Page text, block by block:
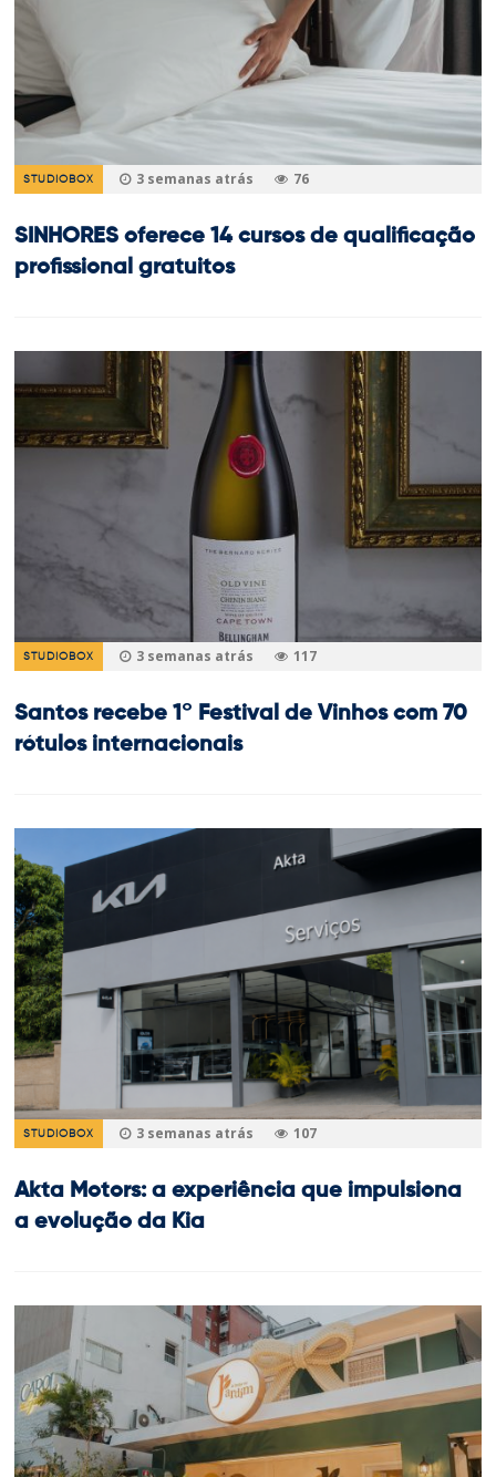
STUDIOBOX 3 semanas atrás 76
SINHORES oferece 14 cursos de qualificação
profissional gratuitos
STUDIOBOX 3 semanas atrás 117
Santos recebe 1º Festival de Vinhos com 70
rótulos internacionais
STUDIOBOX 3 semanas atrás 107
Akta Motors: a experiência que impulsiona
a evolução da Kia